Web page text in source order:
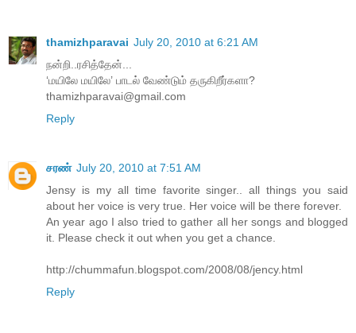
thamizhparavai July 20, 2010 at 6:21 AM
நன்றி..ரசித்தேன்...
‘மயிலே மயிலே’ பாடல் வேண்டும் தருகிறீர்களா?
thamizhparavai@gmail.com
Reply
சரண் July 20, 2010 at 7:51 AM
Jensy is my all time favorite singer.. all things you said
about her voice is very true. Her voice will be there forever.
An year ago I also tried to gather all her songs and blogged
it. Please check it out when you get a chance.
http://chummafun.blogspot.com/2008/08/jency.html
Reply